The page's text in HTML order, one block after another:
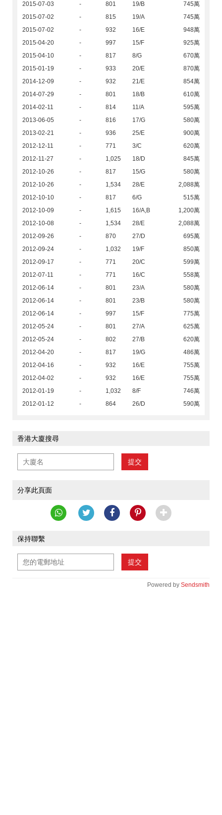
2015-07-03
- 801 19/B
745萬
2015-07-02
- 815 19/A
745萬
2015-07-02
- 932 16/E
948萬
2015-04-20
- 997 15/F
925萬
2015-04-10
- 817 8/G
670萬
2015-01-19
- 933 20/E
870萬
2014-12-09
- 932 21/E
854萬
2014-07-29
- 801 18/B
610萬
2014-02-11
- 814 11/A
595萬
2013-06-05
- 816 17/G
580萬
2013-02-21
- 936 25/E
900萬
2012-12-11
- 771 3/C
620萬
2012-11-27
- 1,025 18/D
845萬
2012-10-26
- 817 15/G
580萬
2012-10-26
- 1,534 28/E
2,088萬
2012-10-10
- 817 6/G
515萬
2012-10-09
- 1,615 16/A,B
1,200萬
2012-10-08
- 1,534 28/E
2,088萬
2012-09-26
- 870 27/D
695萬
2012-09-24
- 1,032 19/F
850萬
2012-09-17
- 771 20/C
599萬
2012-07-11
- 771 16/C
558萬
2012-06-14
- 801 23/A
580萬
2012-06-14
- 801 23/B
580萬
2012-06-14
- 997 15/F
775萬
2012-05-24
- 801 27/A
625萬
2012-05-24
- 802 27/B
620萬
2012-04-20
- 817 19/G
486萬
2012-04-16
- 932 16/E
755萬
2012-04-02
- 932 16/E
755萬
2012-01-19
- 1,032 8/F
746萬
2012-01-12
- 864 26/D 590萬
香港大廈搜尋
提交
分享此頁面
保持聯繫
提交
Powered by Sendsmith